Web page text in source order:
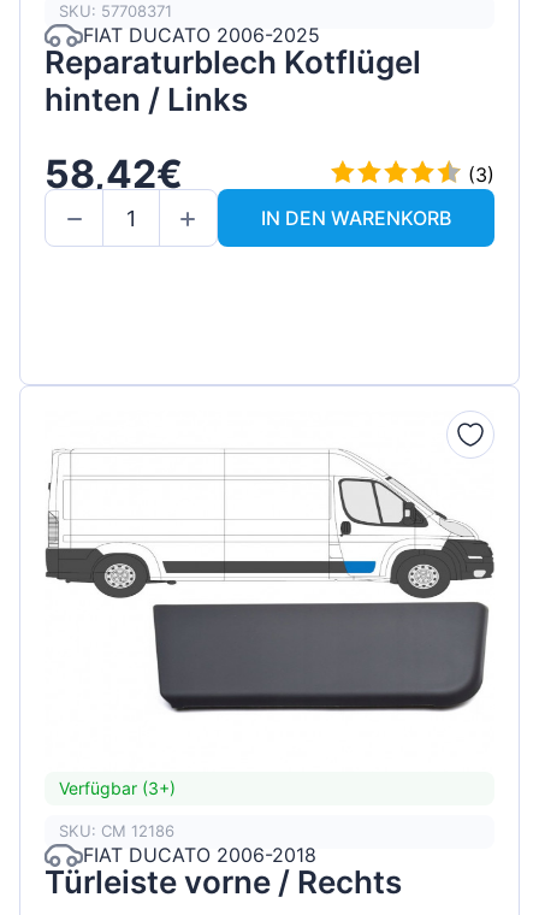
SKU: 57708371
FIAT DUCATO 2006-2025
Reparaturblech Kotflügel
hinten / Links
58,42€
(3)
IN DEN WARENKORB
Verfügbar (3+)
SKU: CM 12186
FIAT DUCATO 2006-2018
Türleiste vorne / Rechts